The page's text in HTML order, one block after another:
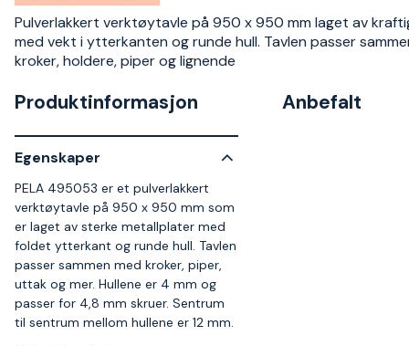
Pulverlakkert verktøytavle på 950 x 950 mm laget av
med vekt i ytterkanten og runde hull. Tavlen passer
kroker, holdere, piper og lignende
Produktinformasjon
Egenskaper
PELA 495053 er et pulverlakkert
verktøytavle på 950 x 950 mm som
er laget av sterke metallplater med
foldet ytterkant og runde hull. Tavlen
passer sammen med kroker, piper,
uttak og mer. Hullene er 4 mm og
passer for 4,8 mm skruer. Sentrum
til sentrum mellom hullene er 12 mm.
Anbefalt